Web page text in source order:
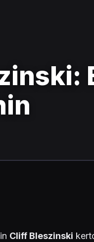
Cliff Bleszinski